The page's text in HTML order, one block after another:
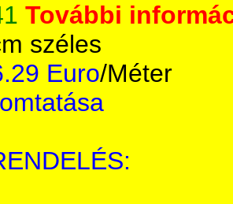
További
széles
Euro/Méter